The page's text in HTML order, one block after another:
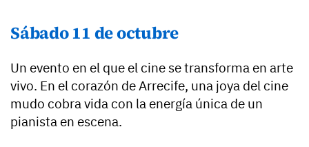
Sábado 11 de octubre
Un evento en el que el cine se transforma en arte
vivo. En el corazón de Arrecife, una joya del cine
mudo cobra vida con la energía única de un
pianista en escena.